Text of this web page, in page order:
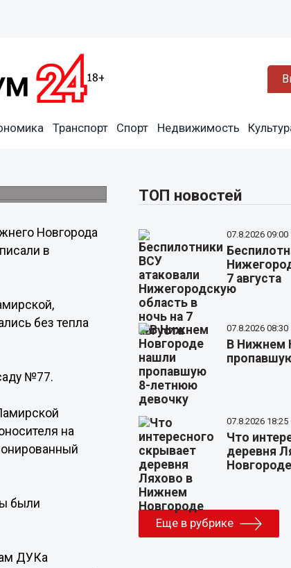
Транспорт Спорт Недвижимость
в январе
Новгорода
в
без тепла
№77.
на
были
ДУКа
ТОП новостей
07.8.2026 09:00
7 августа
07.8.2026 08:30
В Нижнем
07.8.2026 18:25
Что
деревня
Новгороде
Еще в рубрике